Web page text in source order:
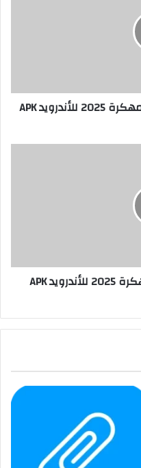
تحميل Hungry Shark Evolution مهكرة 2025 للأندرويد APK
تحميل لعبة Cat Snack Bar مهكرة 2025 للأندرويد APK